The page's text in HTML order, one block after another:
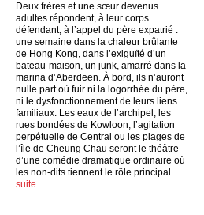
Deux frères et une sœur devenus
adultes répondent, à leur corps
défendant, à l’appel du père expatrié :
une semaine dans la chaleur brûlante
de Hong Kong, dans l’exiguïté d’un
bateau-maison, un junk, amarré dans la
marina d’Aberdeen. À bord, ils n’auront
nulle part où fuir ni la logorrhée du père,
ni le dysfonctionnement de leurs liens
familiaux. Les eaux de l’archipel, les
rues bondées de Kowloon, l’agitation
perpétuelle de Central ou les plages de
l’île de Cheung Chau seront le théâtre
d’une comédie dramatique ordinaire où
les non-dits tiennent le rôle principal.
suite…